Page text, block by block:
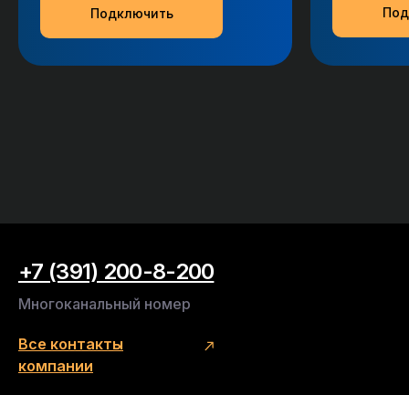
Подключить
+7 (391) 200-8-200
Многоканальный номер
Все контакты
компании